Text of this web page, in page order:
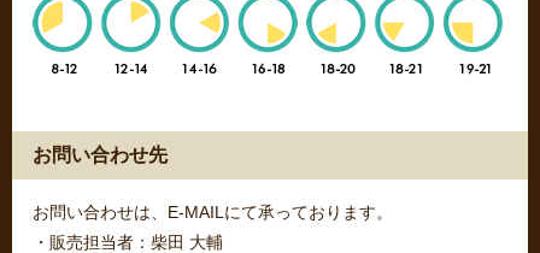
お問い合わせ先
お問い合わせは、E-MAILにて承っております。
・販売担当者：柴田 大輔